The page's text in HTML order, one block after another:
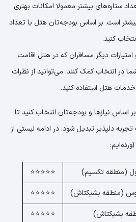
ستاره‌های بیشتر معمولا امکانات بهتری
بیشتر است. بر اساس بودجه‌تان هتل با تعداد
کنید.
دیگر مسافران که در هتل اقامت
در انتخاب کمک کنند. می‌توانید از نظرات
خدمات هتل استفاده کنید.
اساس نیازها و بودجه‌تان انتخاب کنید تا
دلپذیر تبدیل شود. در ادامه لیستی از
(منطقه تکسیم)
⭐⭐⭐⭐⭐
(منطقه بشیکتاش)
⭐⭐⭐⭐⭐
بشیکتاش)
⭐⭐⭐⭐⭐